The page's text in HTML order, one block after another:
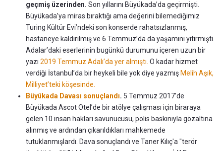
geçmiş üzerinden. Son yıllarını Büyükada’da geçirmişti.
Büyükada’ya miras bıraktığı ama değerini bilemediğimiz
Turing Kültür Evi’ndeki son konserde rahatsızlanmış,
hastaneye kaldırılmış ve 6 Temmuz’da da yaşamını yitirmişti.
Adalar’daki eserlerinin bugünkü durumunu içeren uzun bir
yazı 2019 Temmuz Adalı’da yer almıştı. O kadar hizmet
verdiği İstanbul’da bir heykeli bile yok diye yazmış Melih Aşık,
Milliyet’teki köşesinde.
Büyükada Davası sonuçlandı. 5 Temmuz 2017’de
Büyükada Ascot Otel’de bir atölye çalışması için biraraya
gelen 10 insan hakları savunucusu, polis baskınıyla gözaltına
alınmış ve ardından çıkarıldıkları mahkemede
tutuklanmışlardı. Dava sonuçlandı ve Taner Kılıç'a "terör